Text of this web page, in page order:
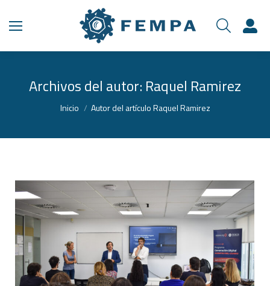
Archivos del autor: Raquel Ramirez
Estás aquí:
Inicio Autor del artículo Raquel Ramirez